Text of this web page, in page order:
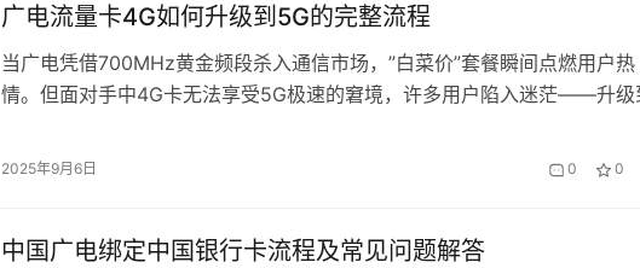
广电流量卡4G如何升级到5G的完整流程
当广电凭借700MHz黄金频段杀入通信市场，”白菜价”套餐瞬间点燃用户热
情。但面对手中4G卡无法享受5G极速的窘境，许多用户陷入迷茫——升级
节的误解。本文将拆解全流程，带你避开隐形陷阱。 一、升级前的三重验
2025年9月6日 0 0
中国广电绑定中国银行卡流程及常见问题解答